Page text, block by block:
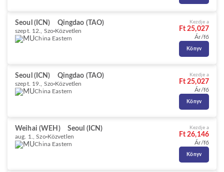
Seoul (ICN) Qingdao (TAO)
szept. 12., Szo Közvetlen
China Eastern
Kezdje a
Ft 25,027
Ár/fő
Könyv
Seoul (ICN) Qingdao (TAO)
szept. 19., Szo Közvetlen
China Eastern
Kezdje a
Ft 25,027
Ár/fő
Könyv
Weihai (WEH) Seoul (ICN)
aug. 1., Szo Közvetlen
China Eastern
Kezdje a
Ft 26,146
Ár/fő
Könyv